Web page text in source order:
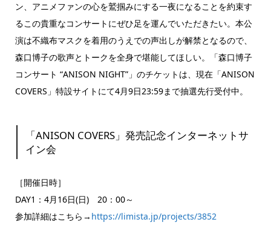
ン、アニメファンの心を鷲掴みにする一夜になることを約束す
るこの貴重なコンサートにぜひ足を運んでいただきたい。本公
演は不織布マスクを着用のうえでの声出しが解禁となるので、
森口博子の歌声とトークを全身で堪能してほしい。「森口博子
コンサート “ANISON NIGHT”」のチケットは、現在「ANISON
COVERS」特設サイトにて4月9日23:59まで抽選先行受付中。
「ANISON COVERS」発売記念インターネットサ
イン会
［開催日時］
DAY1：4月16日(日) 20：00～
参加詳細はこちら→ https://limista.jp/projects/3852